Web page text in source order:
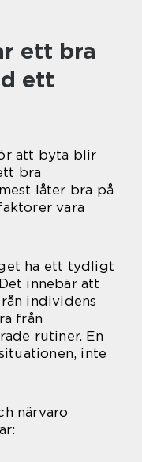
ett bra
ett
att byta blir
bra
låter bra på
vara
ha ett tydligt
innebär att
individens
från
rutiner. En
inte
närvaro